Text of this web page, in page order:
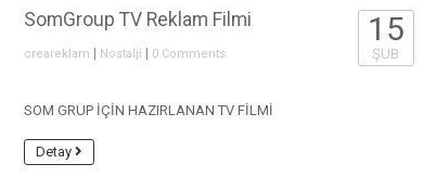
SomGroup TV Reklam Filmi
creareklam | Nostalji | 0 Comments
15
ŞUB
SOM GRUP İÇİN HAZIRLANAN TV FİLMİ
Detay